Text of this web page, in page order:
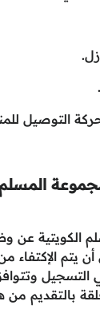
التوصيل
المسلم
الكويتية
يتم الإكتفاء
التسجيل
بالتقديم من